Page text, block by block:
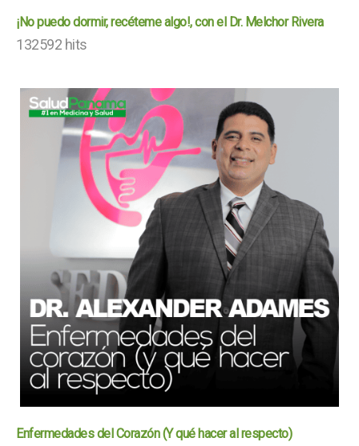
¡No puedo dormir, recéteme algo!, con el Dr. Melchor Rivera
132592 hits
Enfermedades del Corazón (Y qué hacer al respecto)